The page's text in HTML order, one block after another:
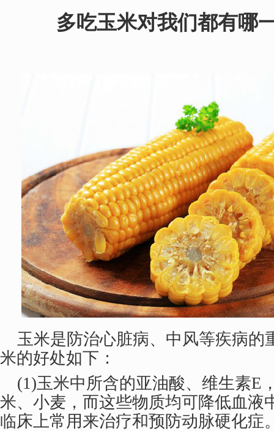
多吃玉米对我们都有哪
玉米是防治心脏病、中风等疾病的
米的好处如下：
(1)玉米中所含的亚油酸、维生素E
米、小麦，而这些物质均可降低血液
临床上常用来治疗和预防动脉硬化症